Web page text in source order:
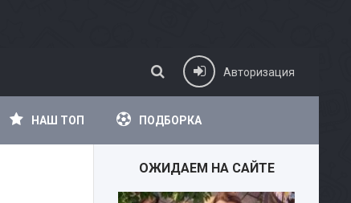
Авторизация
НАШ ТОП ПОДБОРКА
ОЖИДАЕМ НА САЙТЕ